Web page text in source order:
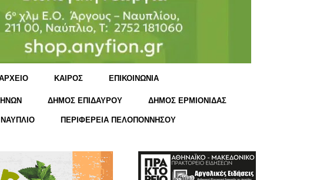
KΑΙΡΟΣ ΕΠΙΚΟΙΝΩΝΙΑ
ΔΗΜΟΣ ΕΠΙΔΑΥΡΟΥ ΔΗΜΟΣ ΕΡΜΙΟΝΙΔΑΣ
ΝΑΥΠΛΙΟ ΠΕΡΙΦΕΡΕΙΑ ΠΕΛΟΠΟΝΝΗΣΟΥ